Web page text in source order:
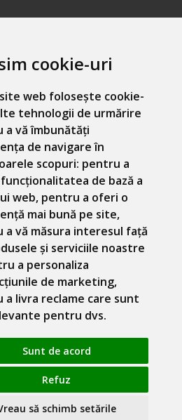
cookie-uri
web folosește cookie-
tehnologii de urmărire
a vă îmbunătăți
de navigare în
scopuri: pentru a
de bază a
web, pentru a oferi o
mai bună pe site,
a vă măsura interesul față
și serviciile noastre
a personaliza
de marketing,
a livra reclame care sunt
pentru dvs.
Sunt de acord
Refuz
să schimb setările
GDPR
100% prevederile GDPR.
mele personale
electronic Seliton